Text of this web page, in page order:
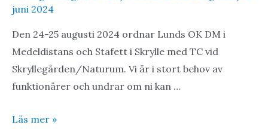
juni 2024
Den 24-25 augusti 2024 ordnar Lunds OK DM i
Medeldistans och Stafett i Skrylle med TC vid
Skryllegården/Naturum. Vi är i stort behov av
funktionärer och undrar om ni kan …
Sökes!
Läs mer »